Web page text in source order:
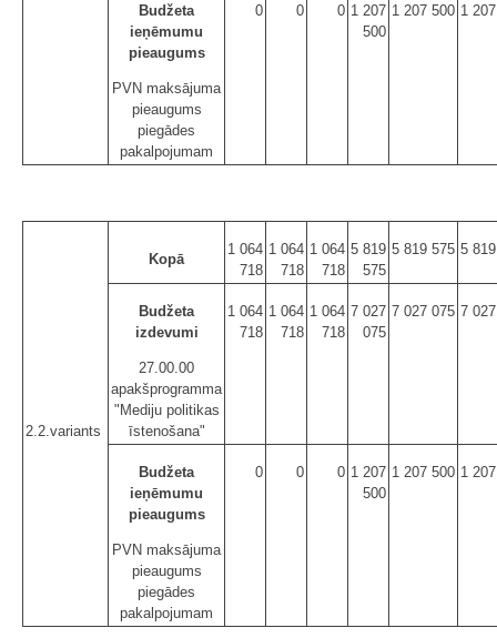
Budžeta
ieņēmumu
pieaugums
PVN maksājuma
pieaugums
piegādes
pakalpojumam
0 0 0 1 207
500
1 207 500 1
2.2.variants
Kopā
1 064
718
1 064
718
1 064
718
5 819
575
5 819 575 5
Budžeta
izdevumi
27.00.00
apakšprogramma
"Mediju politikas
īstenošana"
1 064
718
1 064
718
1 064
718
7 027
075
7 027 075 7
Budžeta
ieņēmumu
pieaugums
PVN maksājuma
pieaugums
piegādes
pakalpojumam
0 0 0 1 207
500
1 207 500 1